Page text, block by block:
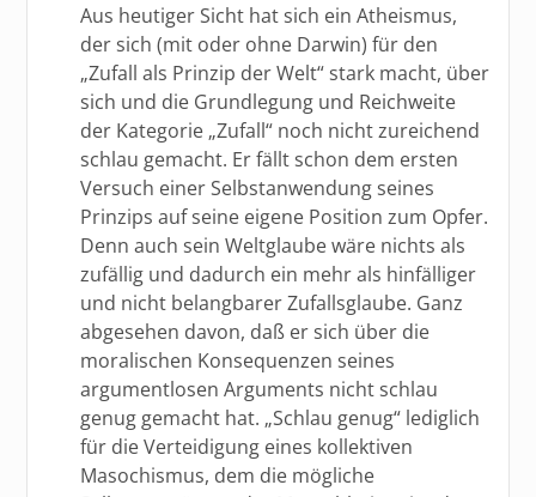
Aus heutiger Sicht hat sich ein Atheismus,
der sich (mit oder ohne Darwin) für den
„Zufall als Prinzip der Welt“ stark macht, über
sich und die Grundlegung und Reichweite
der Kategorie „Zufall“ noch nicht zureichend
schlau gemacht. Er fällt schon dem ersten
Versuch einer Selbstanwendung seines
Prinzips auf seine eigene Position zum Opfer.
Denn auch sein Weltglaube wäre nichts als
zufällig und dadurch ein mehr als hinfälliger
und nicht belangbarer Zufallsglaube. Ganz
abgesehen davon, daß er sich über die
moralischen Konsequenzen seines
argumentlosen Arguments nicht schlau
genug gemacht hat. „Schlau genug“ lediglich
für die Verteidigung eines kollektiven
Masochismus, dem die mögliche